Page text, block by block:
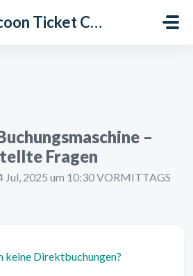
gehen
RoomRaccoon Ticket Centre
–
Fragen
Jul, 2025 um 10:30 VORMITTAGS
keine Direktbuchungen?